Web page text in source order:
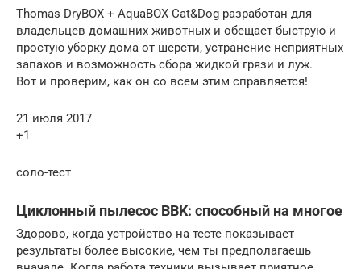
Thomas DryBOX + AquaBOX Cat&Dog разработан для
владельцев домашних животных и обещает быструю и
простую уборку дома от шерсти, устранение неприятных
запахов и возможность сбора жидкой грязи и луж.
Вот и проверим, как он со всем этим справляется!
21 июля 2017
+1
соло-тест
Циклонный пылесос ВBK: способный на многое
Здорово, когда устройство на тесте показывает
результаты более высокие, чем ты предполагаешь